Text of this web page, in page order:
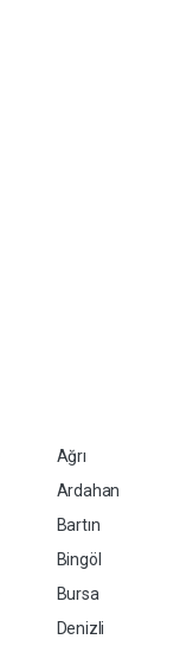
Ağrı
Ardahan
Bartın
Bingöl
Bursa
Denizli